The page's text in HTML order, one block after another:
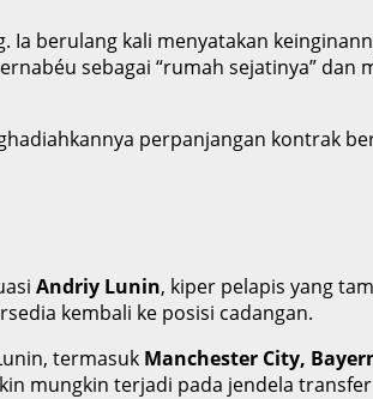
Ia berulang kali menyatakan
sebagai “rumah sejatinya”
perpanjangan kontrak
Andriy Lunin, kiper pelapis yang
kembali ke posisi cadangan.
termasuk Manchester City,
mungkin terjadi pada jendela